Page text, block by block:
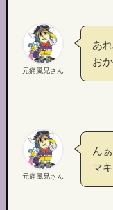
元痛風兄さん
あ
お
元痛風兄さん
ん
マ